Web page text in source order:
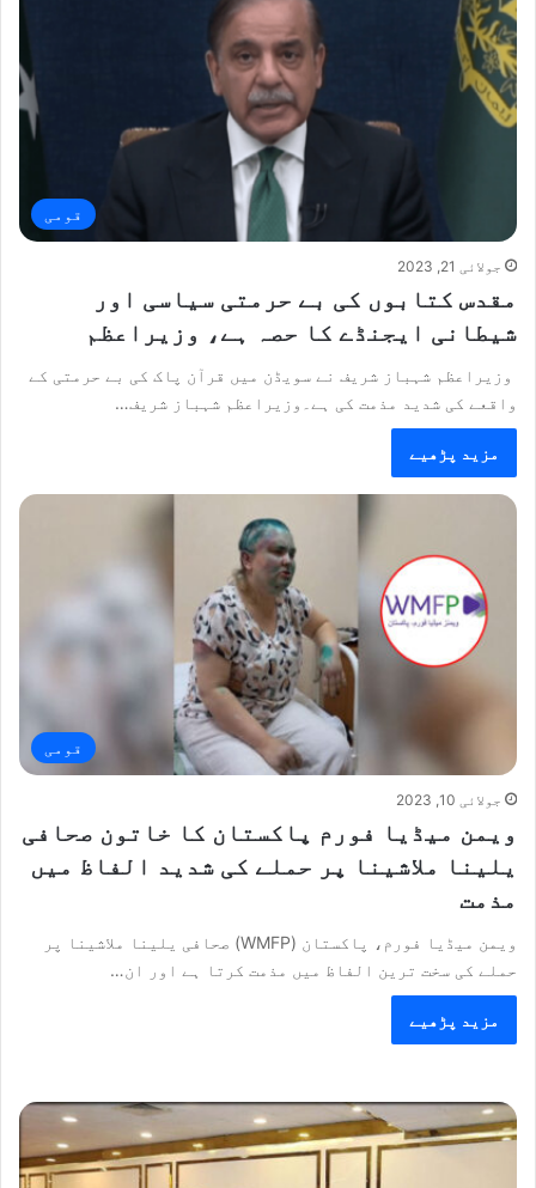
قومی
جولائی 21, 2023
مقدس کتابوں کی بے حرمتی سیاسی اور
شیطانی ایجنڈے کا حصہ ہے، وزیراعظم
وزیراعظم شہباز شریف نے سویڈن میں قرآن پاک کی بے حرمتی کے
واقعے کی شدید مذمت کی ہے۔وزیراعظم شہباز شریف…
مزید پڑھیے
قومی
جولائی 10, 2023
ویمن میڈیا فورم پاکستان کا خاتون صحافی
یلینا ملاشینا پر حملے کی شدید الفاظ میں
مذمت
ویمن میڈیا فورم، پاکستان (WMFP) صحافی یلینا ملاشینا پر
حملے کی سخت ترین الفاظ میں مذمت کرتا ہے اور ان…
مزید پڑھیے